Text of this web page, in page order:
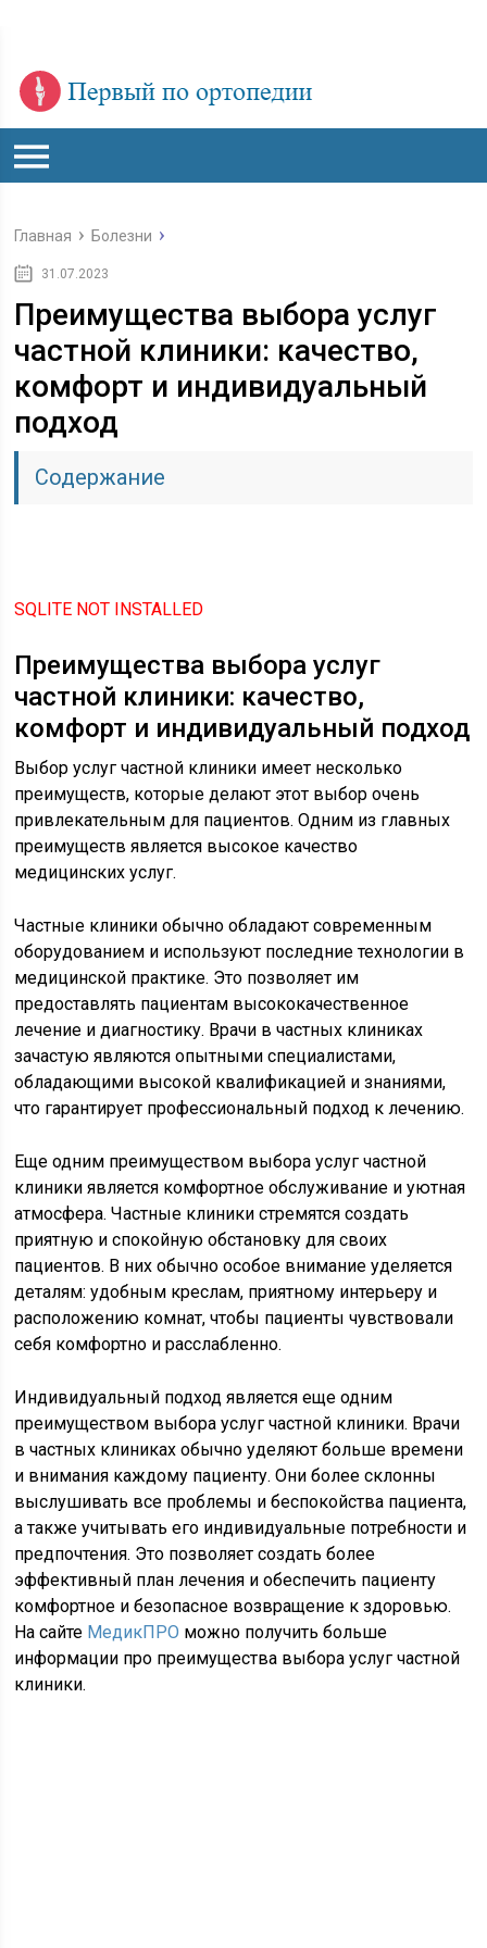
Главная Болезни
31.07.2023
Преимущества выбора услуг
частной клиники: качество,
комфорт и индивидуальный
подход
Содержание
SQLITE NOT INSTALLED
Преимущества выбора услуг
частной клиники: качество,
комфорт и индивидуальный подход
Выбор услуг частной клиники имеет несколько
преимуществ, которые делают этот выбор очень
привлекательным для пациентов. Одним из главных
преимуществ является высокое качество
медицинских услуг.
Частные клиники обычно обладают современным
оборудованием и используют последние технологии в
медицинской практике. Это позволяет им
предоставлять пациентам высококачественное
лечение и диагностику. Врачи в частных клиниках
зачастую являются опытными специалистами,
обладающими высокой квалификацией и знаниями,
что гарантирует профессиональный подход к лечению.
Еще одним преимуществом выбора услуг частной
клиники является комфортное обслуживание и уютная
атмосфера. Частные клиники стремятся создать
приятную и спокойную обстановку для своих
пациентов. В них обычно особое внимание уделяется
деталям: удобным креслам, приятному интерьеру и
расположению комнат, чтобы пациенты чувствовали
себя комфортно и расслабленно.
Индивидуальный подход является еще одним
преимуществом выбора услуг частной клиники. Врачи
в частных клиниках обычно уделяют больше времени
и внимания каждому пациенту. Они более склонны
выслушивать все проблемы и беспокойства пациента,
а также учитывать его индивидуальные потребности и
предпочтения. Это позволяет создать более
эффективный план лечения и обеспечить пациенту
комфортное и безопасное возвращение к здоровью.
На сайте МедикПРО можно получить больше
информации про преимущества выбора услуг частной
клиники.